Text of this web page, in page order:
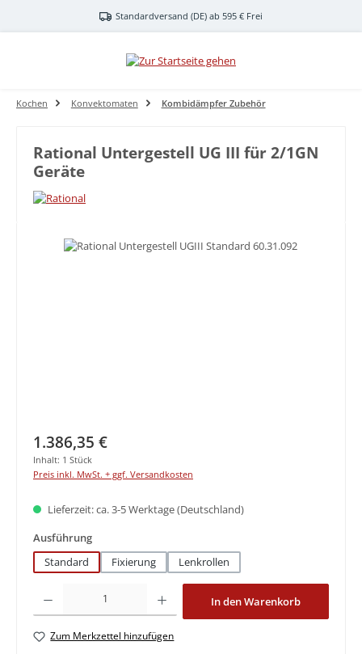
Zum Hauptinhalt springenStandardversand (DE) ab 595 € Frei
Kochen Konvektomaten Kombidämpfer Zubehör
Rational Untergestell UG III für 2/1GN
Geräte
Bildergalerie überspringen
Regulärer Preis:
1.386,35 €
Inhalt: 1 Stück
Preis inkl. MwSt. + ggf. Versandkosten
Lieferzeit: ca. 3-5 Werktage (Deutschland)
Ausführungauswählen
Standard
Fixierung Lenkrollen
Produkt Anzahl: Gib den gewünschten Wert ein oder benutze die
In den Warenkorb
Zum Merkzettel hinzufügen